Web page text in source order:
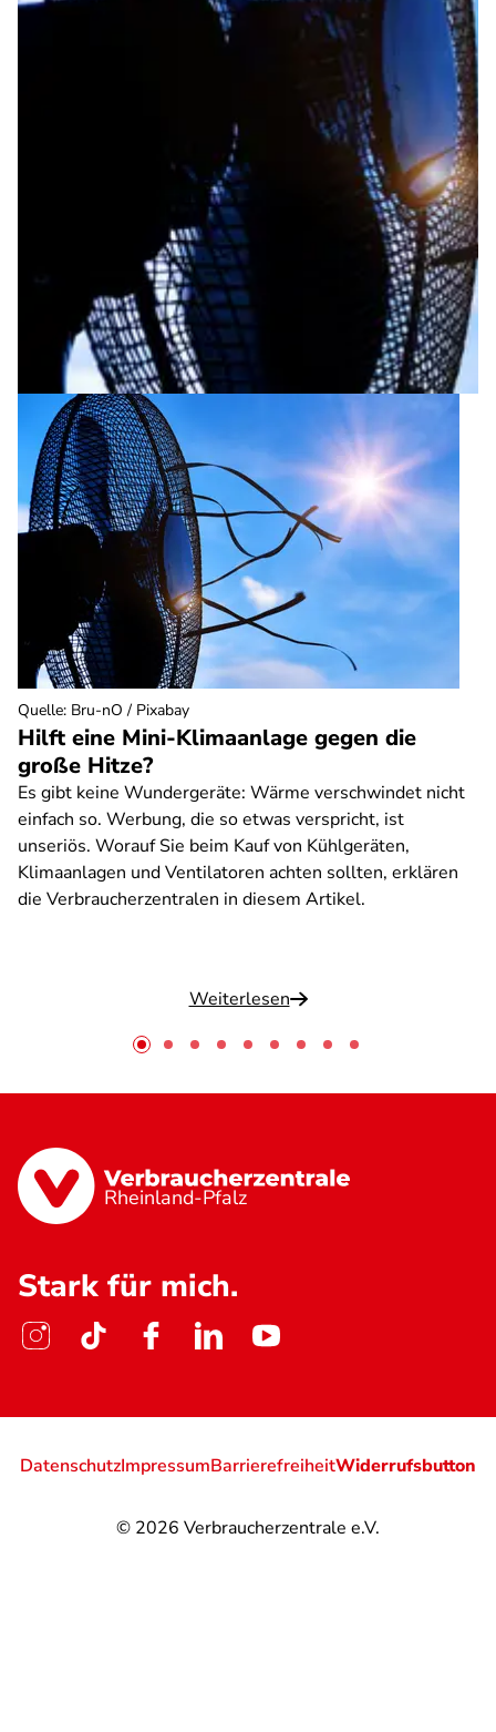
Hilft eine Mini-Klimaanlage gegen die
große Hitze?
Es gibt keine Wundergeräte: Wärme verschwindet nicht
einfach so. Werbung, die so etwas verspricht, ist
unseriös. Worauf Sie beim Kauf von Kühlgeräten,
Klimaanlagen und Ventilatoren achten sollten, erklären
die Verbraucherzentralen in diesem Artikel.
Weiterlesen
Quelle: Bru-nO / Pixabay
Rheinland-Pfalz
Stark für mich.
© 2026 Verbraucherzentrale e.V.
DatenschutzImpressumBarrierefreiheitWiderrufsbutton